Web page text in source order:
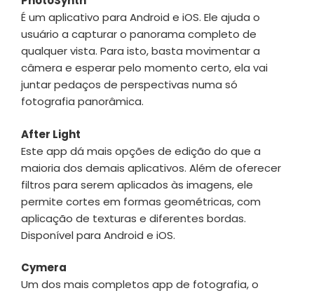
É um aplicativo para Android e iOS. Ele ajuda o
usuário a capturar o panorama completo de
qualquer vista. Para isto, basta movimentar a
câmera e esperar pelo momento certo, ela vai
juntar pedaços de perspectivas numa só
fotografia panorâmica.
After Light
Este app dá mais opções de edição do que a
maioria dos demais aplicativos. Além de oferecer
filtros para serem aplicados às imagens, ele
permite cortes em formas geométricas, com
aplicação de texturas e diferentes bordas.
Disponível para Android e iOS.
Cymera
Um dos mais completos app de fotografia, o